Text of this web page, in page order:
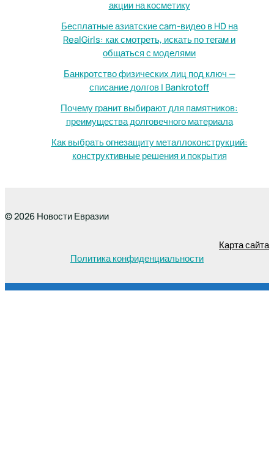
акции на косметику
Бесплатные азиатские cam-видео в HD на
RealGirls: как смотреть, искать по тегам и
общаться с моделями
Банкротство физических лиц под ключ —
списание долгов | Bankrotoff
Почему гранит выбирают для памятников:
преимущества долговечного материала
Как выбрать огнезащиту металлоконструкций:
конструктивные решения и покрытия
© 2026 Новости Евразии
Карта сайта
Политика конфиденциальности